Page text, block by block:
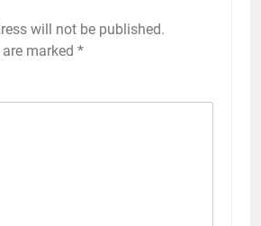
will not be published.
marked *